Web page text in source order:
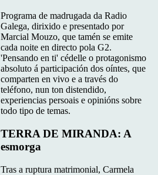
Programa de madrugada da Radio
Galega, dirixido e presentado por
Marcial Mouzo, que tamén se emite
cada noite en directo pola G2.
'Pensando en ti' cédelle o protagonismo
absoluto á participación dos oíntes, que
comparten en vivo e a través do
teléfono, nun ton distendido,
experiencias persoais e opinións sobre
todo tipo de temas.
TERRA DE MIRANDA: A
esmorga
Tras a ruptura matrimonial, Carmela